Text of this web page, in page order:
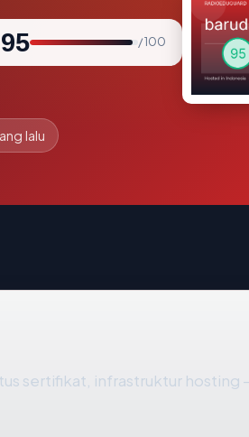
95 / 100
lalu
sertifikat, infrastruktur hosting